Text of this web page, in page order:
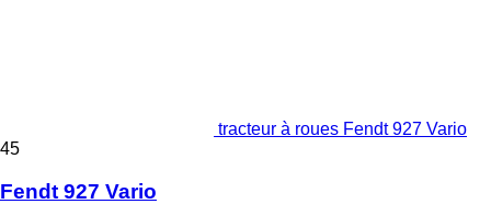
tracteur à roues Fendt 927 Vario
45
Fendt 927 Vario